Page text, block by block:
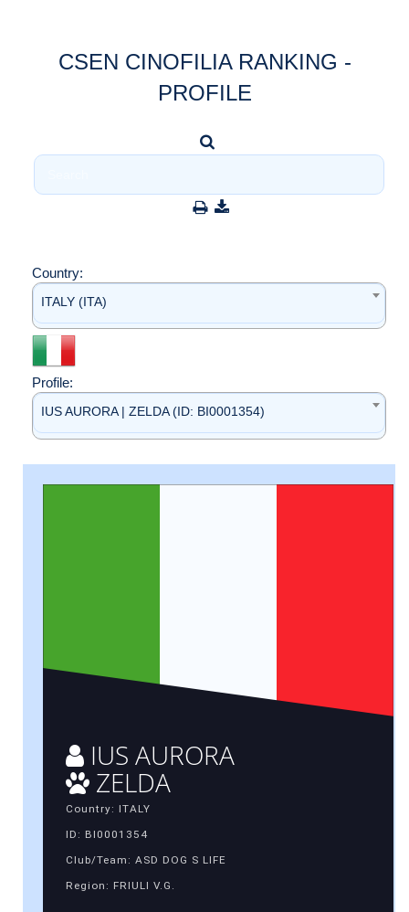
CSEN CINOFILIA RANKING -
PROFILE
Country:
ITALY (ITA)
Profile:
IUS AURORA | ZELDA (ID: BI0001354)
IUS AURORA
ZELDA
Country: ITALY
ID: BI0001354
Club/Team: ASD DOG S LIFE
Region: FRIULI V.G.